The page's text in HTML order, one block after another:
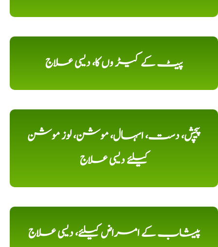
پیٹ کے کیڑ وں کا، دیسی علاج
پیچش، دست، اسہال، موشن، لوز موشن
کیلئے دیسی علاج
پیشاب کے امراض کیلئے، دیسی علاج